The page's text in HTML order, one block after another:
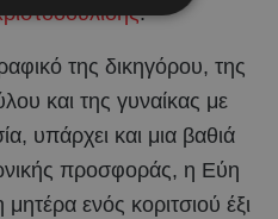
.
της δικηγόρου, της
και της γυναίκας με
υπάρχει και μια βαθιά
προσφοράς, η Εύη
ενός κοριτσιού έξι